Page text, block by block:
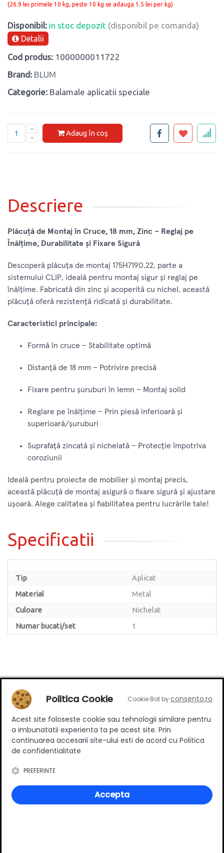
(26.9 lei primele 10 kg, peste 10 kg se adauga 1.5 lei per kg)
Disponibil: in stoc depozit (disponibil pe comanda)
Detalii
Cod produs: 1000000011722
Brand: BLUM
Categorie: Balamale aplicatii speciale
Adaug în coș
Descriere
Plăcuță de Montaj în Cruce, 18 mm, Zinc – Reglaj pe
Înălțime, Durabilitate și Fixare Sigură
Descoperă plăcuța de montaj 175H7190.22, parte a
sistemului CLIP, ideală pentru montaj sigur și reglaj pe
înălțime. Fabricată din zinc și acoperită cu nichel, această
plăcuță oferă rezistență ridicată și durabilitate.
Caracteristici principale:
Formă în cruce – Stabilitate optimă
Distanță de 18 mm – Potrivire precisă
Fixare pentru șuruburi în lemn – Montaj solid
Reglare pe înălțime – Prin piesă inferioară și
superioară/șuruburi
Suprafață zincată și nichelată – Protecție împotriva
coroziunii
Ideală pentru proiecte de mobilier și montaj precis,
această plăcuță de montaj asigură o fixare sigură și ajustare
ușoară. Alege calitatea și fiabilitatea pentru lucrările tale!
Specificatii
Tip
Aplicat
Material
Metal
Culoare
Nichelat
Numar bucati/set
1
Review-uri
Deții sau ai utilizat produsul?
Spune-ți părerea acordând o nota produsului
Politica Cookie Cookie Bot byconsento.ro
Acest site foloseste cookie sau tehnologii similare pentru
a imbunatatii experienta ta pe acest site. Prin
continuarea accesarii site-ului esti de acord cu Politica
de confidentialitate
PREFERINTE
Accepta